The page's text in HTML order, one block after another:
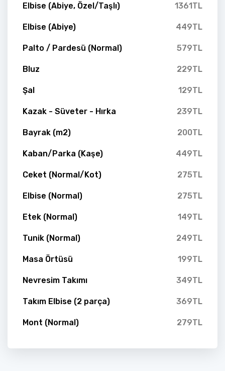
Elbise (Abiye, Özel/Taşlı) 1361TL
Elbise (Abiye) 449TL
Palto / Pardesü (Normal) 579TL
Bluz 229TL
Şal 129TL
Kazak - Süveter - Hırka 239TL
Bayrak (m2) 200TL
Kaban/Parka (Kaşe) 449TL
Ceket (Normal/Kot) 275TL
Elbise (Normal) 275TL
Etek (Normal) 149TL
Tunik (Normal) 249TL
Masa Örtüsü 199TL
Nevresim Takımı 349TL
Takım Elbise (2 parça) 369TL
Mont (Normal) 279TL